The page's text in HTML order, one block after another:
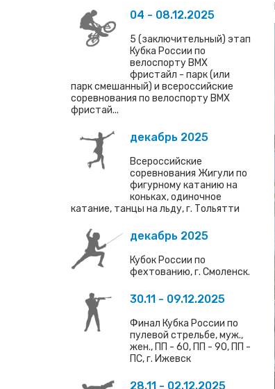
04 - 08.12.2025
5 (заключительный) этап
Кубка России по
велоспорту ВМХ
фристайл - парк (или
парк смешанный) и всероссийские
соревнования по велоспорту ВМХ
фристай...
декабрь 2025
Всероссийские
соревнования Жигули по
фигурному катанию на
коньках, одиночное
катание, танцы на льду, г. Тольятти
декабрь 2025
Кубок России по
фехтованию, г. Смоленск.
30.11 - 09.12.2025
Финал Кубка России по
пулевой стрельбе, муж.,
жен., ПП - 60, ПП - 90, ПП -
ПС, г. Ижевск
28.11 - 02.12.2025